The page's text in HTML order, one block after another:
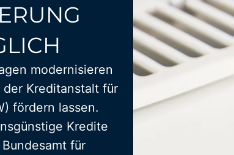
modernisieren
Kreditanstalt für
fördern lassen.
Kredite
für